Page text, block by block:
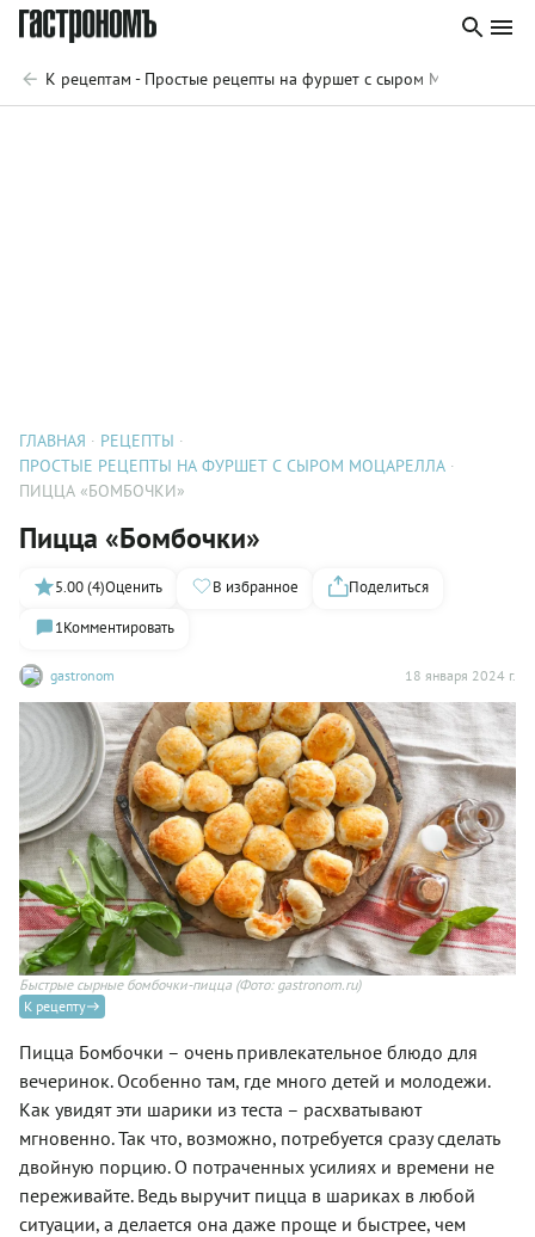
К рецептам - Простые рецепты на фуршет с сыром Моцарелла
ГЛАВНАЯ
РЕЦЕПТЫ
ПРОСТЫЕ РЕЦЕПТЫ НА ФУРШЕТ С СЫРОМ МОЦАРЕЛЛА
ПИЦЦА «БОМБОЧКИ»
Пицца «Бомбочки»
gastronom 18 января 2024 г.
5.00 (4)Оценить В избранное
Поделиться
1Комментировать
Быстрые сырные бомбочки-пицца (Фото: gastronom.ru)
К рецепту
Пицца Бомбочки – очень привлекательное блюдо для
вечеринок. Особенно там, где много детей и молодежи.
Как увидят эти шарики из теста – расхватывают
мгновенно. Так что, возможно, потребуется сразу сделать
двойную порцию. О потраченных усилиях и времени не
переживайте. Ведь выручит пицца в шариках в любой
ситуации, а делается она даже проще и быстрее, чем